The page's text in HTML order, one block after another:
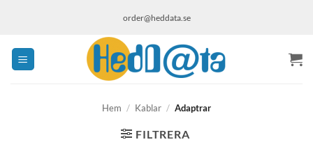
order@heddata.se
Hem / Kablar / Adaptrar
FILTRERA